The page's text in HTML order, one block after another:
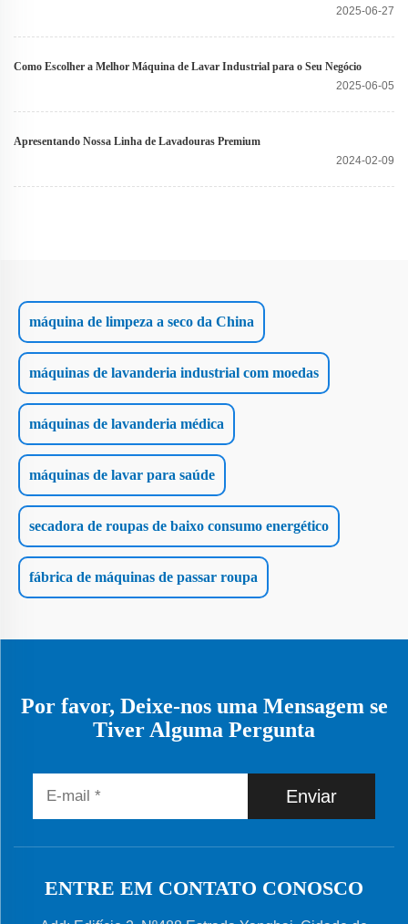
2025-06-27
Como Escolher a Melhor Máquina de Lavar Industrial para o Seu Negócio
2025-06-05
Apresentando Nossa Linha de Lavadouras Premium
2024-02-09
máquina de limpeza a seco da China
máquinas de lavanderia industrial com moedas
máquinas de lavanderia médica
máquinas de lavar para saúde
secadora de roupas de baixo consumo energético
fábrica de máquinas de passar roupa
Por favor, Deixe-nos uma Mensagem se
Tiver Alguma Pergunta
Enviar
ENTRE EM CONTATO CONOSCO